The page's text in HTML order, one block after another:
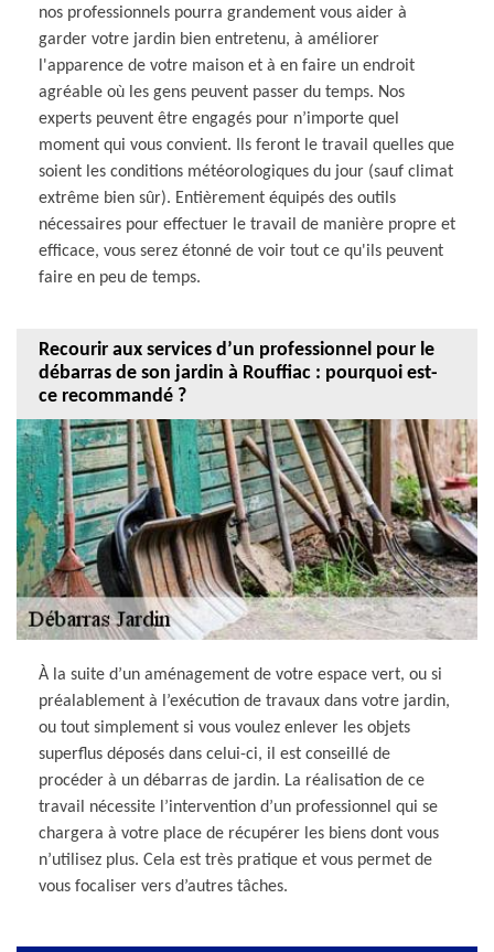
nos professionnels pourra grandement vous aider à
garder votre jardin bien entretenu, à améliorer
l'apparence de votre maison et à en faire un endroit
agréable où les gens peuvent passer du temps. Nos
experts peuvent être engagés pour n’importe quel
moment qui vous convient. Ils feront le travail quelles que
soient les conditions météorologiques du jour (sauf climat
extrême bien sûr). Entièrement équipés des outils
nécessaires pour effectuer le travail de manière propre et
efficace, vous serez étonné de voir tout ce qu'ils peuvent
faire en peu de temps.
Recourir aux services d’un professionnel pour le
débarras de son jardin à Rouffiac : pourquoi est-
ce recommandé ?
À la suite d’un aménagement de votre espace vert, ou si
préalablement à l’exécution de travaux dans votre jardin,
ou tout simplement si vous voulez enlever les objets
superflus déposés dans celui-ci, il est conseillé de
procéder à un débarras de jardin. La réalisation de ce
travail nécessite l’intervention d’un professionnel qui se
chargera à votre place de récupérer les biens dont vous
n’utilisez plus. Cela est très pratique et vous permet de
vous focaliser vers d’autres tâches.